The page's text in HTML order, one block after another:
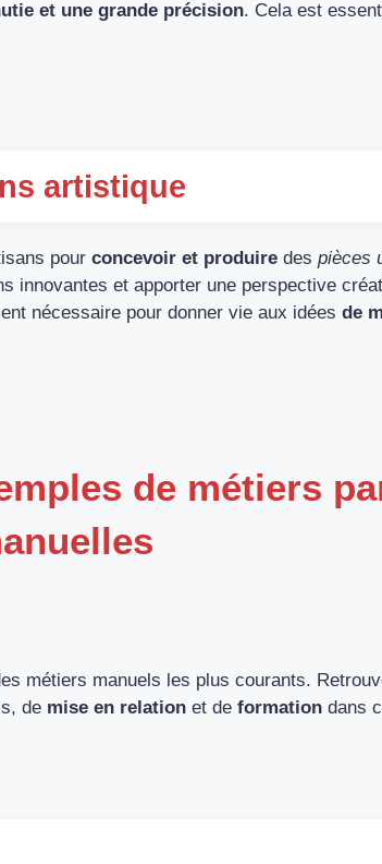
et une grande précision. Cela est
artistique
pour concevoir et produire des pièces
innovantes et apporter une perspective
nécessaire pour donner vie aux idées de
de métiers
métiers manuels les plus courants.
de mise en relation et de formation dans